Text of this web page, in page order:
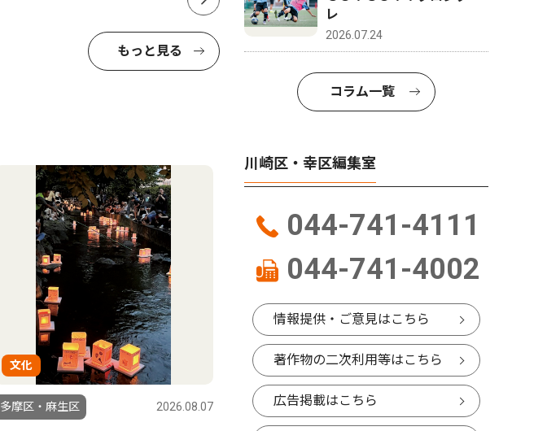
もっと見る
文化
多摩区・麻生区 2026.08.07
レ
2026.07.24
コラム一覧
川崎区・幸区編集室
044-741-4111
044-741-4002
情報提供・ご意見はこちら
著作物の二次利用等はこちら
広告掲載はこちら